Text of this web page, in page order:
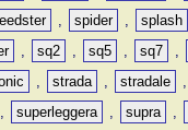
, spider , splash
, sq2 , sq5 , sq7 ,
, strada , stradale ,
, superleggera , supra ,